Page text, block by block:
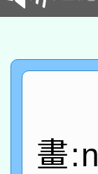
招)
本
暨
A3
「
有
畫